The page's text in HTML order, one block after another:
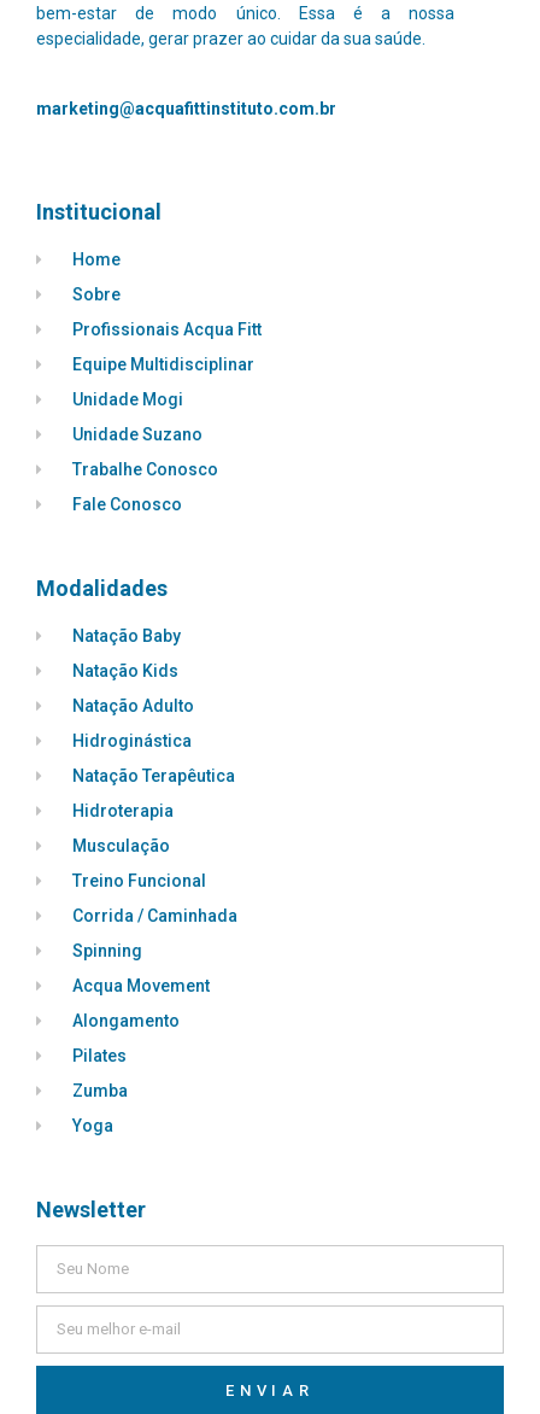
bem-estar de modo único.
Essa é a nossa
especialidade, gerar prazer ao cuidar da sua saúde.
marketing@acquafittinstituto.com.br
Institucional
Home
Sobre
Profissionais Acqua Fitt
Equipe Multidisciplinar
Unidade Mogi
Unidade Suzano
Trabalhe Conosco
Fale Conosco
Modalidades
Natação Baby
Natação Kids
Natação Adulto
Hidroginástica
Natação Terapêutica
Hidroterapia
Musculação
Treino Funcional
Corrida / Caminhada
Spinning
Acqua Movement
Alongamento
Pilates
Zumba
Yoga
Newsletter
ENVIAR